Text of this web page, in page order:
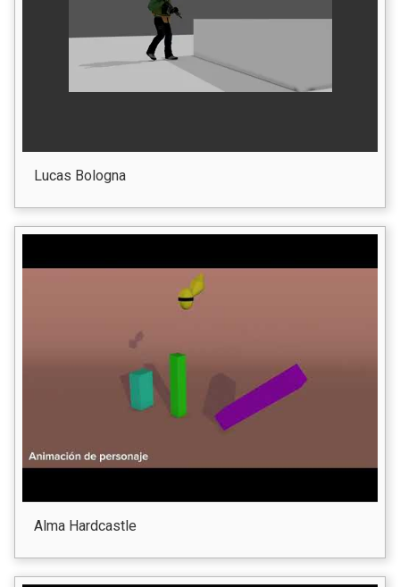
Lucas Bologna
Alma Hardcastle